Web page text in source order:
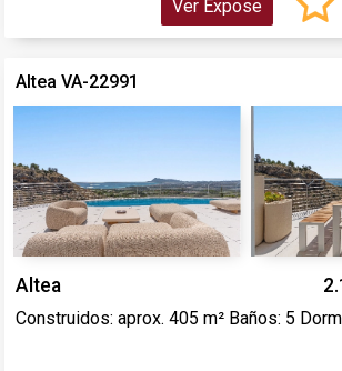
Ver Expose
Altea VA-22991
Altea
Construidos: aprox. 405 m² Baños: 5